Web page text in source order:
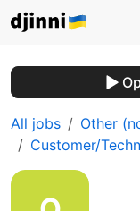
All jobs
Other
Customer/